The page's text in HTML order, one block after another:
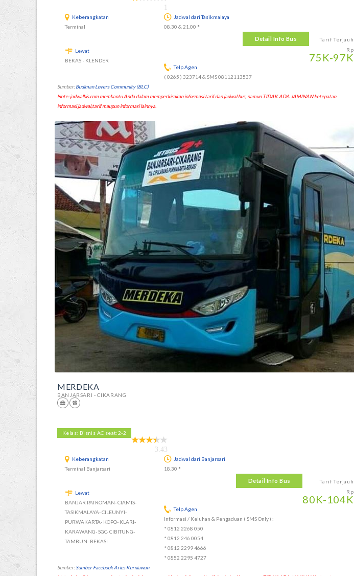
1
Keberangkatan
Terminal
Jadwal dari Tasikmalaya
08.30 & 21.00 *
Tarif Terjauh
Rp
75 K-97K
Detail Info Bus
Lewat
BEKASI- KLENDER
Telp Agen
( 0265 ) 323714 & SMS 08112113537
Sumber:Budiman Lovers Community (BLC)
Note: jadwalbis.com membantu Anda dalam memperkirakan informasi tarif dan jadwal bus, namun TIDAK ADA JAMINAN ketepatan
informasi jadwal,tarif maupun informasi lainnya.
MERDEKA
BANJARSARI - CIKARANG
Kelas: Bisnis AC seat:2-2
3.43
Keberangkatan
Terminal Banjarsari
Jadwal dari Banjarsari
18.30 *
Tarif Terjauh
Rp
80K-104K
Detail Info Bus
Lewat
BANJAR PATROMAN- CIAMIS-
TASIKMALAYA- CILEUNYI-
PURWAKARTA- KOPO- KLARI-
KARAWANG- SGC- CIBITUNG-
TAMBUN- BEKASI
Telp Agen
Informasi / Keluhan & Pengaduan ( SMS Only ) :
* 0812 2268 050
* 0812 246 0054
* 0812 2299 4666
* 0852 2295 4727
Sumber:Sumber Facebook Aries Kurniawan